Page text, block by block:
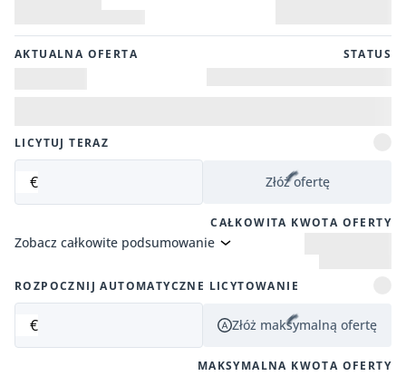
AKTUALNA OFERTA STATUS
LICYTUJ TERAZ
€ Złóż ofertę
CAŁKOWITA KWOTA OFERTY
Zobacz całkowite podsumowanie
ROZPOCZNIJ AUTOMATYCZNE LICYTOWANIE
€ Złóż maksymalną ofertę
MAKSYMALNA KWOTA OFERTY